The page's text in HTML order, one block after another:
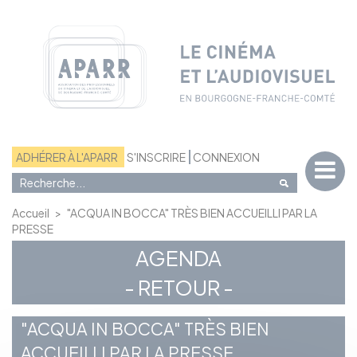
ADHÉRER À L'APARR S'INSCRIRE CONNEXION
Accueil > "ACQUA IN BOCCA" TRÈS BIEN ACCUEILLI PAR LA
PRESSE
AGENDA
- RETOUR -
"ACQUA IN BOCCA" TRÈS BIEN